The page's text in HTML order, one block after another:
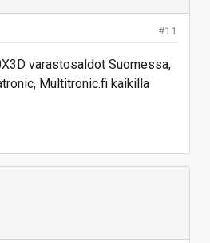
#11
varastosaldot Suomessa,
Multitronic.fi kaikilla